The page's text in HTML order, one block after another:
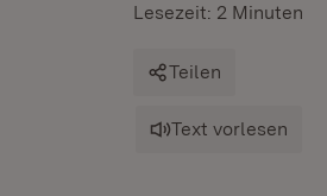
Lesezeit: 2 Minuten
Teilen
Text vorlesen